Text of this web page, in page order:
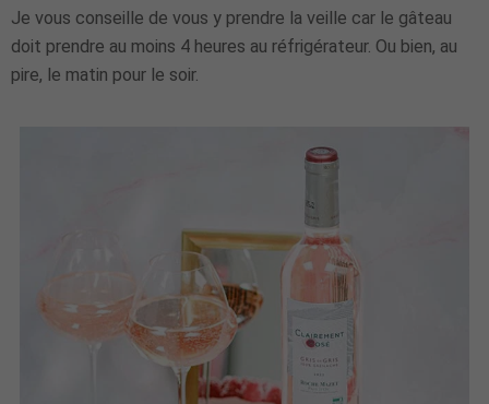
Je vous conseille de vous y prendre la veille car le gâteau
doit prendre au moins 4 heures au réfrigérateur. Ou bien, au
pire, le matin pour le soir.